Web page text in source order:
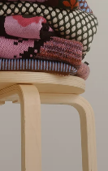
N
G
: